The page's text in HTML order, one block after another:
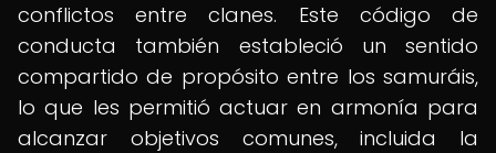
conflictos entre clanes. Este código de
conducta también estableció un sentido
compartido de propósito entre los samuráis,
lo que les permitió actuar en armonía para
alcanzar objetivos comunes, incluida la